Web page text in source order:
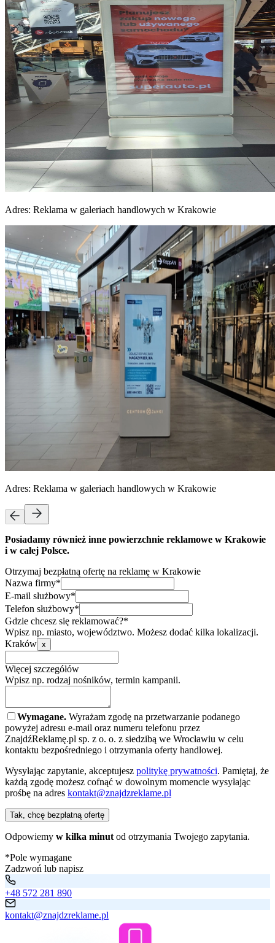
Adres: Reklama w galeriach handlowych w Krakowie
Adres: Reklama w galeriach handlowych w Krakowie
Posiadamy również inne powierzchnie reklamowe w Krakowie
i w całej Polsce.
Otrzymaj bezpłatną ofertę na reklamę w Krakowie
Nazwa firmy*
E-mail służbowy*
Telefon służbowy*
Gdzie chcesz się reklamować?*
Wpisz np. miasto, województwo. Możesz dodać kilka lokalizacji.
Kraków x
Więcej szczegółów
Wpisz np. rodzaj nośników, termin kampanii.
Wymagane. Wyrażam zgodę na przetwarzanie podanego
powyżej adresu e-mail oraz numeru telefonu przez
ZnajdźReklamę.pl sp. z o. o. z siedzibą we Wrocławiu w celu
kontaktu bezpośredniego i otrzymania oferty handlowej.
Wysyłając zapytanie, akceptujesz politykę prywatności. Pamiętaj, że
każdą zgodę możesz cofnąć w dowolnym momencie wysyłając
prośbę na adres kontakt@znajdzreklame.pl
Tak, chcę bezpłatną ofertę
Odpowiemy w kilka minut od otrzymania Twojego zapytania.
*Pole wymagane
Zadzwoń lub napisz
+48 572 281 890
kontakt@znajdzreklame.pl